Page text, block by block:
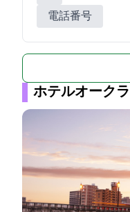
電話番号
ホテルオーク